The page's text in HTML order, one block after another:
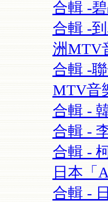
合輯 -
合輯 -
洲MTV
合輯 -
MTV音
合輯 -
合輯 -
合輯 -
日本「
合輯 -